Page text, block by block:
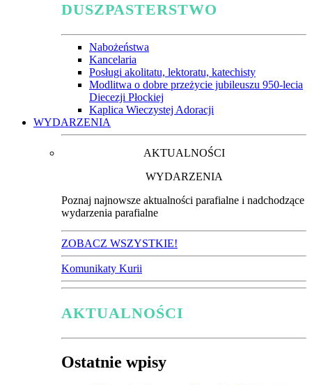
DUSZPASTERSTWO
Nabożeństwa
Kancelaria
Posługi akolitatu, lektoratu, katechisty
Modlitwa o dobre przeżycie jubileuszu 950-lecia
Diecezji Płockiej
Kaplica Wieczystej Adoracji
WYDARZENIA
AKTUALNOŚCI
WYDARZENIA
Poznaj najnowsze aktualności parafialne i nadchodzące
wydarzenia parafialne
ZOBACZ WSZYSTKIE!
Komunikaty Kurii
AKTUALNOŚCI
Ostatnie wpisy